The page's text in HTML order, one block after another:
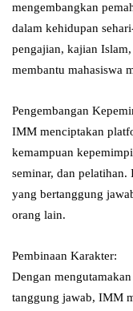
mengembangkan
dalam kehidupan
pengajian, kajian
membantu mahasiswa
Pengembangan
IMM menciptakan
kemampuan
seminar, dan
yang bertanggung
orang lain.
Pembinaan Karakter:
Dengan
tanggung jawab, IMM